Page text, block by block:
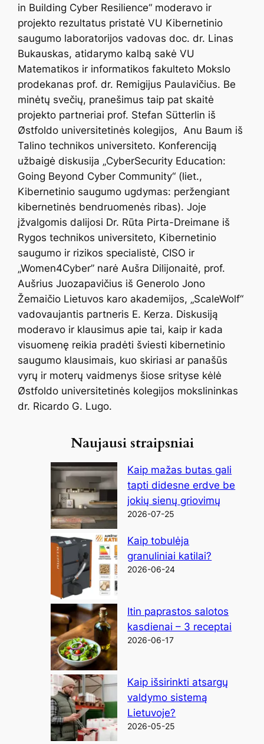
in Building Cyber Resilience“ moderavo ir
projekto rezultatus pristatė VU Kibernetinio
saugumo laboratorijos vadovas doc. dr. Linas
Bukauskas, atidarymo kalbą sakė VU
Matematikos ir informatikos fakulteto Mokslo
prodekanas prof. dr. Remigijus Paulavičius. Be
minėtų svečių, pranešimus taip pat skaitė
projekto partneriai prof. Stefan Sütterlin iš
Østfoldo universitetinės kolegijos, Anu Baum iš
Talino technikos universiteto. Konferenciją
užbaigė diskusija „CyberSecurity Education:
Going Beyond Cyber Community“ (liet.,
Kibernetinio saugumo ugdymas: peržengiant
kibernetinės bendruomenės ribas). Joje
įžvalgomis dalijosi Dr. Rūta Pirta-Dreimane iš
Rygos technikos universiteto, Kibernetinio
saugumo ir rizikos specialistė, CISO ir
„Women4Cyber” narė Aušra Dilijonaitė, prof.
Aušrius Juozapavičius iš Generolo Jono
Žemaičio Lietuvos karo akademijos, „ScaleWolf“
vadovaujantis partneris E. Kerza. Diskusiją
moderavo ir klausimus apie tai, kaip ir kada
visuomenę reikia pradėti šviesti kibernetinio
saugumo klausimais, kuo skiriasi ar panašūs
vyrų ir moterų vaidmenys šiose srityse kėlė
Østfoldo universitetinės kolegijos mokslininkas
dr. Ricardo G. Lugo.
Naujausi straipsniai
Kaip mažas butas gali
tapti didesne erdve be
jokių sienų griovimų
2026-07-25
Kaip tobulėja
granuliniai katilai?
2026-06-24
Itin paprastos salotos
kasdienai – 3 receptai
2026-06-17
Kaip išsirinkti atsargų
valdymo sistemą
Lietuvoje?
2026-05-25